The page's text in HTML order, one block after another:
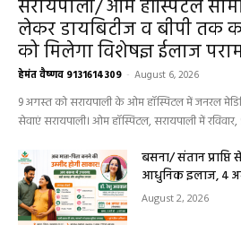
सरायपाली/ ओम हॉस्पिटल
लेकर डायबिटीज व बीपी तक
को मिलेगा विशेषज्ञ ईलाज
हेमंत वैष्णव 9131614309 - August 6, 2026
9 अगस्त को सरायपाली के ओम हॉस्पिटल में जनरल
सेवाएं सरायपाली। ओम हॉस्पिटल, सरायपाली में
बसना/ संतान
आधुनिक इलाज, 4
August 2, 2026